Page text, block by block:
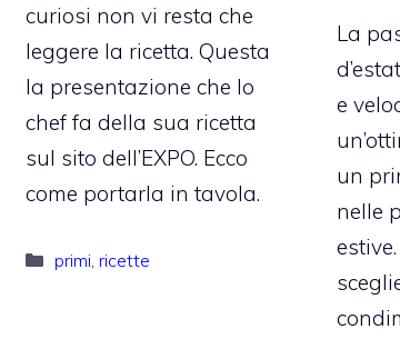
curiosi non vi resta che
leggere la ricetta. Questa
la presentazione che lo
chef fa della sua ricetta
sul sito dell’EXPO. Ecco
come portarla in tavola.
Categorie
primi, ricette
La
e
un
nelle